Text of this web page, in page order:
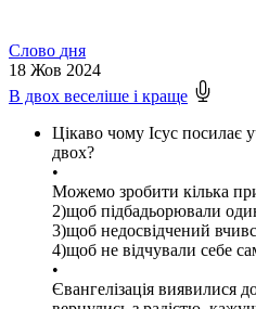
Слово дня
18 Жов 2024
В двох веселіше і краще
Цікаво чому Ісус посилає
двох?
•
Можемо зробити кілька
2)щоб підбадьорювали
3)щоб недосвідчений
4)щоб не відчували себе
•
Євангелізація виявилися